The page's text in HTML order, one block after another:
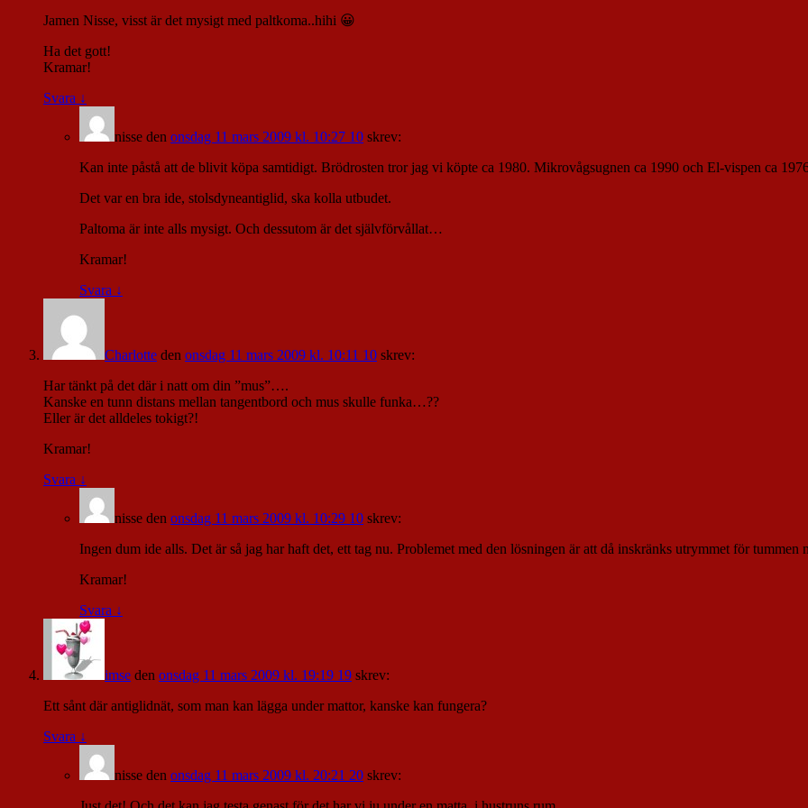
Jamen Nisse, visst är det mysigt med paltkoma..hihi 😀
Ha det gott!
Kramar!
Svara ↓
nisse den onsdag 11 mars 2009 kl. 10:27 10 skrev:
Kan inte påstå att de blivit köpa samtidigt. Brödrosten tror jag vi köpte ca 1980. Mikrovågsugnen ca 1990 och El-vispen ca
Det var en bra ide, stolsdyneantiglid, ska kolla utbudet.
Paltoma är inte alls mysigt. Och dessutom är det självförvållat…
Kramar!
Svara ↓
Charlotte den onsdag 11 mars 2009 kl. 10:11 10 skrev:
Har tänkt på det där i natt om din ”mus”….
Kanske en tunn distans mellan tangentbord och mus skulle funka…??
Eller är det alldeles tokigt?!
Kramar!
Svara ↓
nisse den onsdag 11 mars 2009 kl. 10:29 10 skrev:
Ingen dum ide alls. Det är så jag har haft det, ett tag nu. Problemet med den lösningen är att då inskränks utrymmet för tummen
Kramar!
Svara ↓
imse den onsdag 11 mars 2009 kl. 19:19 19 skrev:
Ett sånt där antiglidnät, som man kan lägga under mattor, kanske kan fungera?
Svara ↓
nisse den onsdag 11 mars 2009 kl. 20:21 20 skrev: